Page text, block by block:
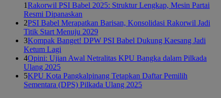
1Rakorwil PSI Babel 2025: Struktur Lengkap, Mesin Partai
Resmi Dipanaskan
2PSI Babel Merapatkan Barisan, Konsolidasi Rakorwil Jadi
Titik Start Menuju 2029
3Kompak Banget! DPW PSI Babel Dukung Kaesang Jadi
Ketum Lagi
4Opini: Ujian Awal Netralitas KPU Bangka dalam Pilkada
Ulang 2025
5KPU Kota Pangkalpinang Tetapkan Daftar Pemilih
Sementara (DPS) Pilkada Ulang 2025